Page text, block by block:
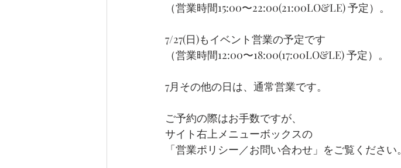
（営業時間15:00〜22:00(21:00LO&LE) 予定）。
7/27(日)もイベント営業の予定です
（営業時間12:00〜18:00(17:00LO&LE) 予定）。
7月その他の日は、通常営業です。
ご予約の際はお手数ですが、
サイト右上メニューボックスの
「営業ポリシー／お問い合わせ」をご覧ください。